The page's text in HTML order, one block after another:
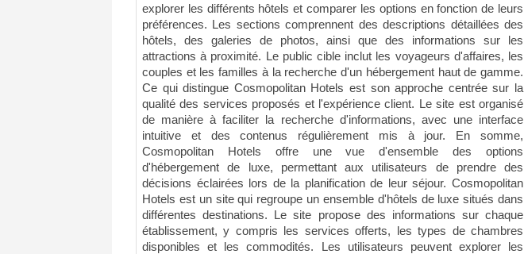
explorer les différents hôtels et comparer les options en fonction de leurs
préférences. Les sections comprennent des descriptions détaillées des
hôtels, des galeries de photos, ainsi que des informations sur les
attractions à proximité. Le public cible inclut les voyageurs d'affaires, les
couples et les familles à la recherche d'un hébergement haut de gamme.
Ce qui distingue Cosmopolitan Hotels est son approche centrée sur la
qualité des services proposés et l'expérience client. Le site est organisé
de manière à faciliter la recherche d'informations, avec une interface
intuitive et des contenus régulièrement mis à jour. En somme,
Cosmopolitan Hotels offre une vue d'ensemble des options
d'hébergement de luxe, permettant aux utilisateurs de prendre des
décisions éclairées lors de la planification de leur séjour. Cosmopolitan
Hotels est un site qui regroupe un ensemble d'hôtels de luxe situés dans
différentes destinations. Le site propose des informations sur chaque
établissement, y compris les services offerts, les types de chambres
disponibles et les commodités. Les utilisateurs peuvent explorer les